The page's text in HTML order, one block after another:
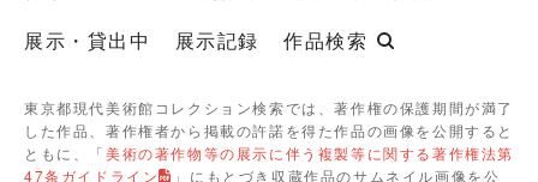
展示・貸出中
展示記録 作品検索
東京都現代美術館コレクション検索では、著作権の保護期間が満了
した作品、著作権者から掲載の許諾を得た作品の画像を公開すると
ともに、「美術の著作物等の展示に伴う複製等に関する著作権法第
47条ガイドライン
」にもとづき収蔵作品のサムネイル画像を公